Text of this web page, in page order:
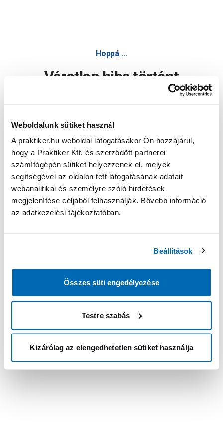
Weboldalunk sütiket használ
A praktiker.hu weboldal látogatásakor Ön hozzájárul,
hogy a Praktiker Kft. és szerződött partnerei
számítógépén sütiket helyezzenek el, melyek
segítségével az oldalon tett látogatásának adatait
webanalitikai és személyre szóló hirdetések
megjelenítése céljából felhasználják. Bővebb információ
az adatkezelési tájékoztatóban.
Beállítások
Összes süti engedélyezése
Testre szabás
Kizárólag az elengedhetetlen sütiket használja
Hoppá ...
Váratlan hiba történt
Oldal újratöltése